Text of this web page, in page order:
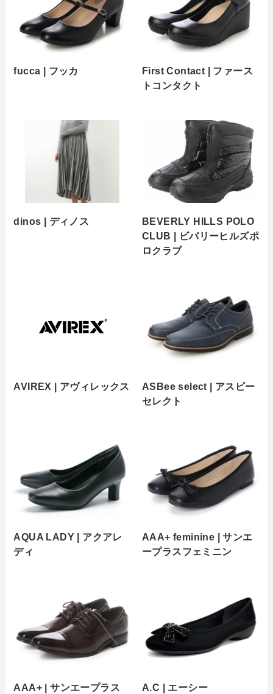
fucca | フッカ
First Contact | ファース
トコンタクト
dinos | ディノス
BEVERLY HILLS POLO
CLUB | ビバリーヒルズポ
ロクラブ
AVIREX | アヴィレックス
ASBee select | アスビー
セレクト
AQUA LADY | アクアレ
ディ
AAA+ feminine | サンエ
ープラスフェミニン
AAA+ | サンエープラス A.C | エーシー